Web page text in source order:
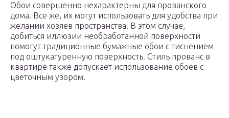
Обои совершенно нехарактерны для прованского
дома. Все же, их могут использовать для удобства при
желании хозяев пространства. В этом случае,
добиться иллюзии необработанной поверхности
помогут традиционные бумажные обои с тиснением
под оштукатуренную поверхность. Стиль прованс в
квартире также допускает использование обоев с
цветочным узором.